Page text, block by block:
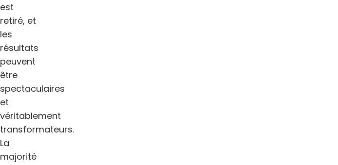
est
retiré, et
les
résultats
peuvent
être
spectaculaires
et
véritablement
transformateurs.
La
majorité